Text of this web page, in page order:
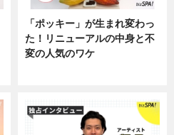
「ポッキー」が生まれ変わっ
た！リニューアルの中身と不
変の人気のワケ